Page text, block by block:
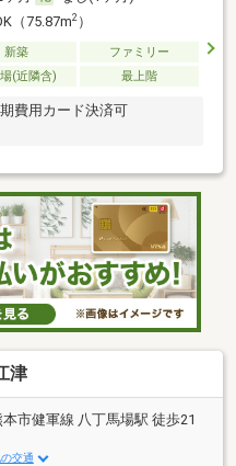
（75.87m2）
新築
ファミリー
(近隣含) 最上階
費用カード決済可
津
本市健軍線 八丁馬場駅 徒歩21
交通